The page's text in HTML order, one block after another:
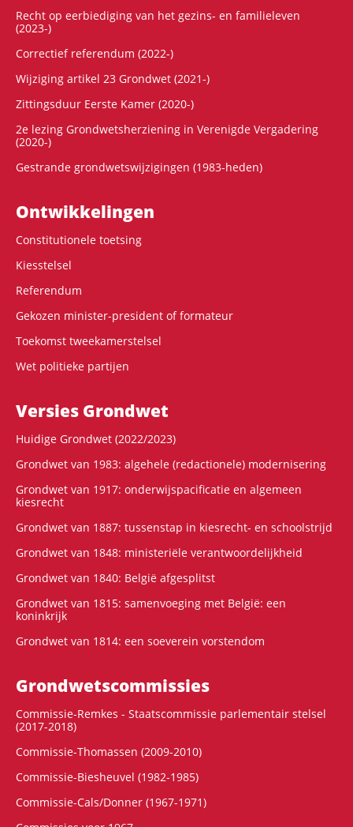
Recht op eerbiediging van het gezins- en familieleven
(2023-)
Correctief referendum (2022-)
Wijziging artikel 23 Grondwet (2021-)
Zittingsduur Eerste Kamer (2020-)
2e lezing Grondwetsherziening in Verenigde Vergadering
(2020-)
Gestrande grondwetswijzigingen (1983-heden)
Ontwikke­lingen
Constitutionele toetsing
Kiesstelsel
Referendum
Gekozen minister-president of formateur
Toekomst tweekamerstelsel
Wet politieke partijen
Versies Grondwet
Huidige Grondwet (2022/2023)
Grondwet van 1983: algehele (redactionele) modernisering
Grondwet van 1917: onderwijspacificatie en algemeen
kiesrecht
Grondwet van 1887: tussenstap in kiesrecht- en schoolstrijd
Grondwet van 1848: ministeriële verantwoordelijkheid
Grondwet van 1840: België afgesplitst
Grondwet van 1815: samenvoeging met België: een
koninkrijk
Grondwet van 1814: een soeverein vorstendom
Grondwets­commissies
Commissie-Remkes - Staatscommissie parlementair stelsel
(2017-2018)
Commissie-Thomassen (2009-2010)
Commissie-Biesheuvel (1982-1985)
Commissie-Cals/Donner (1967-1971)